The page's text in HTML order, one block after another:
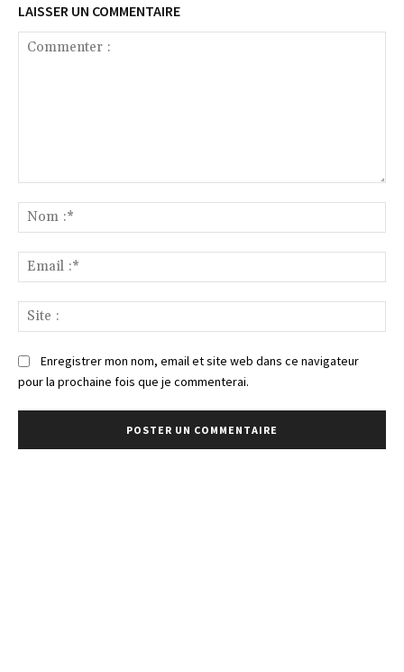
LAISSER UN COMMENTAIRE
:*
:*
:
Enregistrer mon nom, email et site web dans ce navigateur
pour la prochaine fois que je commenterai.